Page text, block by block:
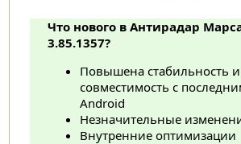
Что нового в Антирадар
3.85.1357?
Повышена стабильность и
совместимость с
Android
Незначительные
Внутренние оптимизации